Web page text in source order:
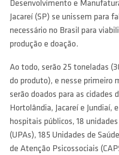
Desenvolvimento e
Jacareí (SP) se unissem para
necessário no Brasil para
produção e doação.
Ao todo, serão 25 toneladas
do produto), e nesse primeiro
serão doados para as cidades
Hortolândia, Jacareí e Jundiaí,
hospitais públicos, 18
(UPAs), 185 Unidades de
de Atenção Psicossociais